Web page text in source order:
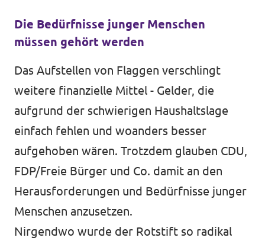
Die Bedürfnisse junger Menschen
müssen gehört werden
Das Aufstellen von Flaggen verschlingt
weitere finanzielle Mittel - Gelder, die
aufgrund der schwierigen Haushaltslage
einfach fehlen und woanders besser
aufgehoben wären. Trotzdem glauben CDU,
FDP/Freie Bürger und Co. damit an den
Herausforderungen und Bedürfnisse junger
Menschen anzusetzen.
Nirgendwo wurde der Rotstift so radikal